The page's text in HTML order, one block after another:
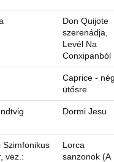
Don Quijote
szerenádja,
Levél Na
Conxipanból
Caprice -
ütősre
Dormi Jesu
Szimfonikus
vez.:
Lorca
sanzonok (A